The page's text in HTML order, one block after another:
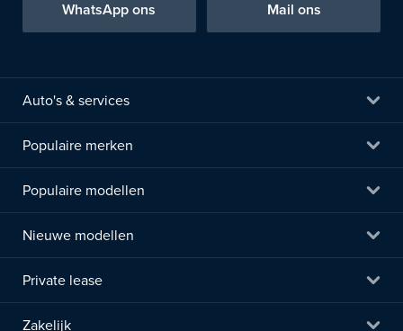
WhatsApp ons Mail ons
Auto's & services
Populaire merken
Populaire modellen
Nieuwe modellen
Private lease
Zakelijk